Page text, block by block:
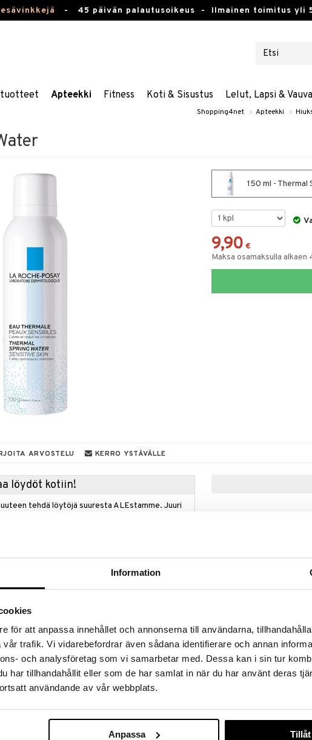
Information
för att anpassa innehållet och annonserna till användarna,
trafik. Vi vidarebefordrar även sådana identifierare och annan
och analysföretag som vi samarbetar med. Dessa kan i sin tur
har tillhandahållit eller som de har samlat in när du har använt deras
användande av vår webbplats.
Anpassa
- 45 päivän palautusoikeus - Ilmainen toimitus yli
Apteekki Fitness Koti & Sisustus Lelut, Lapsi & Vauva
Shopping4net » Apteekki »
150 ml - Thermal
9,90 €
Maksa osamaksulla alkaen
ARVOSTELU KERRO YSTÄVÄLLE
löydöt kotiin!
tehdä löytöjä suuresta ALEstamme. Juuri
ale-löydöt »
seleeniä sisältävä ja tieteellisesti
ominaisuuksia omaava. Soveltuu
tekevät siitä tärkeän aktiivisen ainesosan.
Saatavana useana
BEPANTHEN
alk. 5,49 € ( 6,90€)